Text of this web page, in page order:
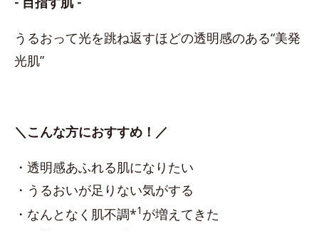
うるおって光を跳ね返すほどの透明感のある“美発
光肌”
＼こんな方におすすめ！／
・透明感あふれる肌になりたい
・うるおいが足りない気がする
・なんとなく肌不調*1 が増えてきた